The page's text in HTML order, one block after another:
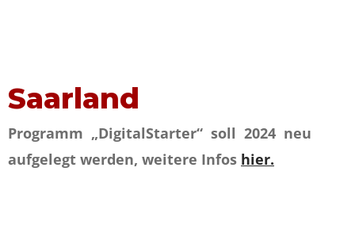
Saarland
Programm „DigitalStarter“ soll 2024 neu
aufgelegt werden, weitere Infos hier.